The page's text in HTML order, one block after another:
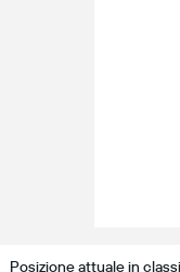
Posizione attuale in